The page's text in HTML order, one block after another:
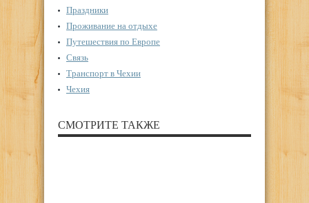
Праздники
Проживание на отдыхе
Путешествия по Европе
Связь
Транспорт в Чехии
Чехия
СМОТРИТЕ ТАКЖЕ